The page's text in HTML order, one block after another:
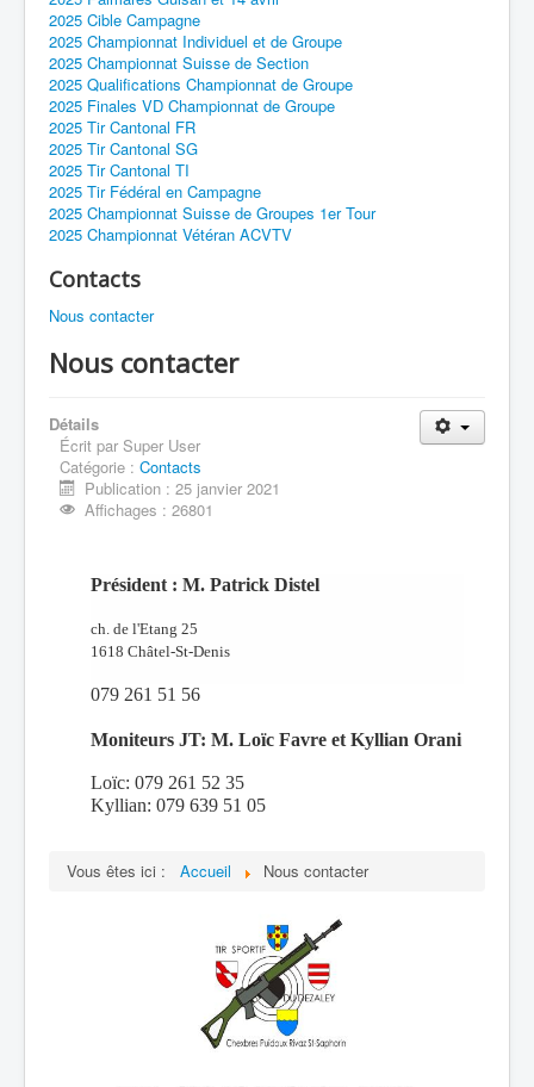
2025 Cible Campagne
2025 Championnat Individuel et de Groupe
2025 Championnat Suisse de Section
2025 Qualifications Championnat de Groupe
2025 Finales VD Championnat de Groupe
2025 Tir Cantonal FR
2025 Tir Cantonal SG
2025 Tir Cantonal TI
2025 Tir Fédéral en Campagne
2025 Championnat Suisse de Groupes 1er Tour
2025 Championnat Vétéran ACVTV
Contacts
Nous contacter
Nous contacter
Détails
Écrit par Super User
Catégorie : Contacts
Publication : 25 janvier 2021
Affichages : 26801
Président : M. Patrick Distel
ch. de l'Etang 25
1618 Châtel-St-Denis
079 261 51 56
Moniteurs JT: M. Loïc Favre et Kyllian Orani
Loïc: 079 261 52 35
Kyllian: 079 639 51 05
Vous êtes ici : Accueil Nous contacter